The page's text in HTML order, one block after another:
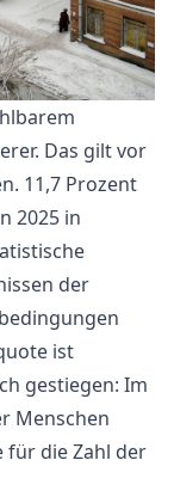
Das gilt vor
11,7 Prozent
2025 in
der
ist
gestiegen: Im
Menschen
für die Zahl der